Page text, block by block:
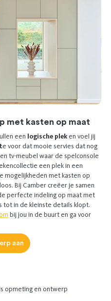
met kasten op maat
een logische plek en voel jij
e voor dat mooie servies dat nog
tv-meubel waar de spelconsole
een plek in een
mogelijkheden met kasten op
Bij Camber creëer je samen
perfecte indeling op maat met
tot in de kleinste details klopt.
bij jou in de buurt en ga voor
aan
opmeting en ontwerp